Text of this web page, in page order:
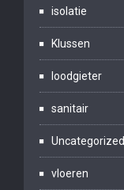
isolatie
Klussen
loodgieter
sanitair
Uncategorized
vloeren